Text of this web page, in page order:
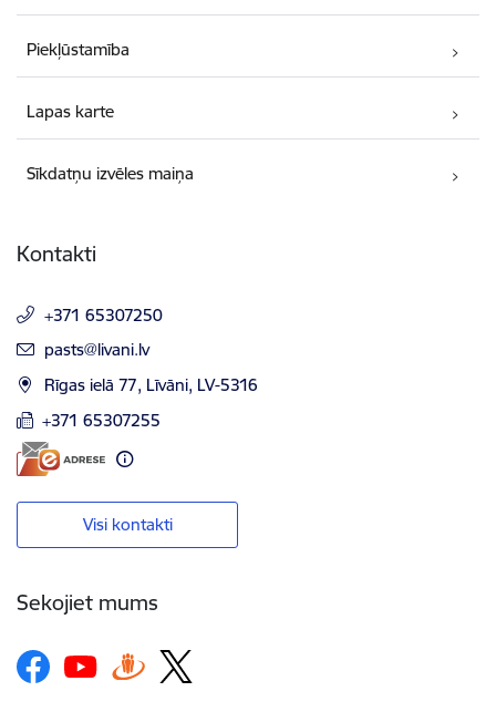
Piekļūstamība
Lapas karte
Sīkdatņu izvēles maiņa
Kontakti
+371 65307250
E-pasts:
pasts@livani.lv
Rīgas ielā 77, Līvāni, LV-5316
+371 65307255
Visi kontakti
Sekojiet mums